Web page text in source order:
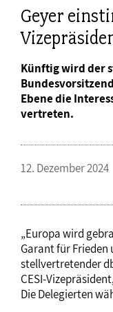
Geyer
Künftig wird der
Ebene die
vertreten.
12. Dezember 2024
„Europa wird
Garant für Frieden
stellvertretender
CESI-
Die Delegierten